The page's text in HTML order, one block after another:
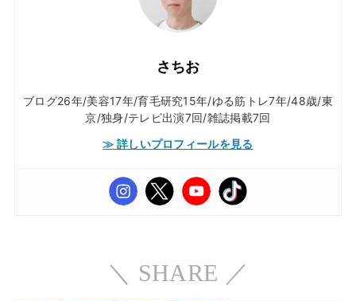
さちお
ブログ26年/美容17年/育毛研究15年/ゆる筋トレ7年/48歳/東
京/独身/テレビ出演7回/雑誌掲載7回
≫ 詳しいプロフィールを見る
＼ SHARE ／